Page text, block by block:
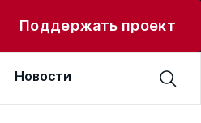
Поддержать проект
Новости